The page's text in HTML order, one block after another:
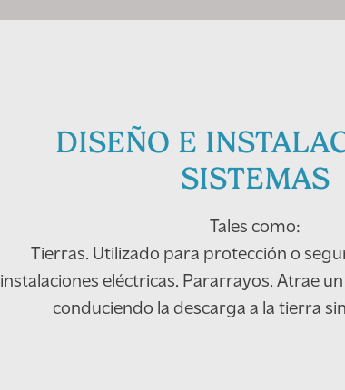
DISEÑO E
SISTEMAS
Tales como:
Tierras. Utilizado para protección o
instalaciones eléctricas. Pararrayos. Atrae
conduciendo la descarga a la tierra